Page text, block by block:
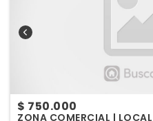
$ 750.000
ZONA COMERCIAL |